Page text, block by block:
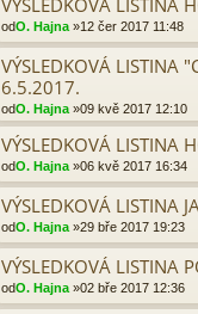
VÝSLEDKOVÁ LISTINA
odO. Hajna»12 čer 2017 11:48
VÝSLEDKOVÁ LISTINA
6.5.2017.
odO. Hajna»09 kvě 2017 12:10
VÝSLEDKOVÁ LISTINA
odO. Hajna»06 kvě 2017 16:34
VÝSLEDKOVÁ LISTINA
odO. Hajna»29 bře 2017 19:23
VÝSLEDKOVÁ LISTINA
odO. Hajna»02 bře 2017 12:36